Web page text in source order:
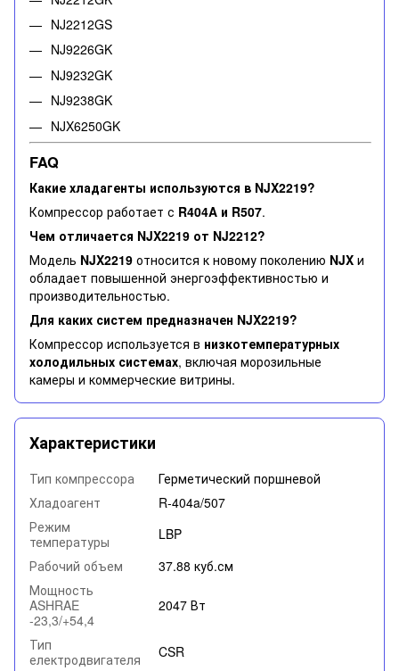
NJ2212GS
NJ9226GK
NJ9232GK
NJ9238GK
NJX6250GK
FAQ
Какие хладагенты используются в NJX2219?
Компрессор работает с R404A и R507.
Чем отличается NJX2219 от NJ2212?
Модель NJX2219 относится к новому поколению NJX и
обладает повышенной энергоэффективностью и
производительностью.
Для каких систем предназначен NJX2219?
Компрессор используется в низкотемпературных
холодильных системах, включая морозильные
камеры и коммерческие витрины.
Характеристики
Тип компрессора
Герметический поршневой
Хладоагент
R-404a/507
Режим
температуры
LBP
Рабочий объем
37.88 куб.см
Мощность
ASHRAE
-23,3/+54,4
2047 Вт
Тип
електродвигателя
CSR